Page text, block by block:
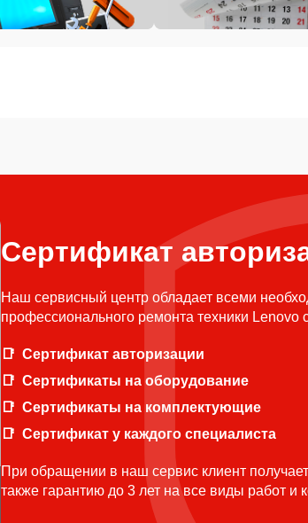
Сертификат
Наш сервисный центр обладает всеми
профессионального ремонта техники Lenovo
Сертификат авторизации
Сертификаты на оборудование
Сертификаты на комплектующие
Сертификат у каждого специалиста
При обращении в наш сервис клиент
также гарантию до 3 лет на все виды работ и